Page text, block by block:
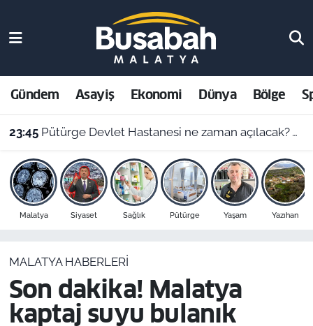
Gündem Asayiş Ekonomi Dünya Bölge
23:45 Pütürge Devlet Hastanesi ne zaman açılacak? Vali Yavuz açıkladı
Malatya Siyaset Sağlık Pütürge Yaşam Yazıhan
MALATYA HABERLERI
Son dakika! Malatya
kaptaj suyu bulanık
Asayiş
Ekonomi
Dünya
Bölge
Resmi İlanlar
Malatya Nöbetçi Eczaneler
Malatya Hava Durumu
Malatya Namaz Vakitleri
Malatya Trafik Yoğunluk Haritası
Süper Lig Puan Durumu ve Fikstür
Son Dakika Haberleri
Haber Arşivi